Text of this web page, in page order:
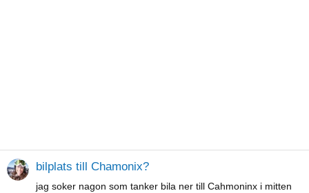
bilplats till Chamonix?
jag soker nagon som tanker bila ner till Cahmoninx i mitten